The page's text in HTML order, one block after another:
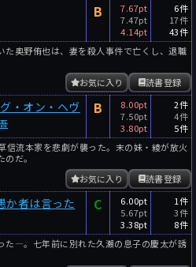
B
7.67pt
7.47pt
4.14pt
6件
17件
43件
た奥野侑也は、妻を殺人事件で亡くし、退職
読書登録
お気に入り
・オン・ヘヴ
B
8.00pt
7.50pt
3.80pt
2件
4件
5件
信流本家を悲劇が襲った。末の妹・綾が放火
だ。
読書登録
お気に入り
か者は言った C
6.00pt
5.67pt
3.38pt
1件
3件
8件
た―。七年前に別れた久瀬の息子の慶太が誘